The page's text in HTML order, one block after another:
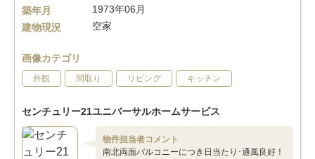
築年月
1973年06月
建物現況
空家
画像カテゴリ
外観 間取り リビング キッチン
センチュリー21ユニバーサルホームサービス
物件担当者コメント
南北両面バルコニーにつき日当たり･通風良好！